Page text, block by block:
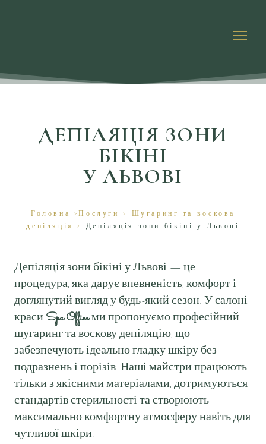
ДЕПІЛЯЦІЯ ЗОНИ
БІКІНІ
У ЛЬВОВІ
Головна >Послуги >
Шугаринг та воскова
депіляція
> Депіляція зони бікіні у Львові
Депіляція зони бікіні у Львові — це
процедура, яка дарує впевненість, комфорт і
доглянутий вигляд у будь-який сезон. У салоні
краси Spa Officeми пропонуємо професійний
шугаринг та воскову депіляцію, що
забезпечують ідеально гладку шкіру без
подразнень і порізів. Наші майстри працюють
тільки з якісними матеріалами, дотримуються
стандартів стерильності та створюють
максимально комфортну атмосферу навіть для
чутливої шкіри.